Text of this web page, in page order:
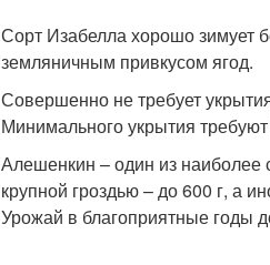
Сорт Изабелла хорошо зимует
земляничным привкусом ягод.
Совершенно не требует
Минимального укрытия
Алешенкин – один из наиболее
крупной гроздью – до 600 г, а
Урожай в благоприятные годы